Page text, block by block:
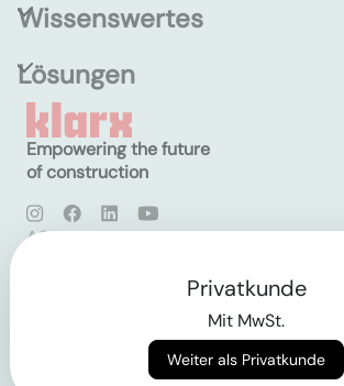
Wissenswertes
Lösungen
Empowering the future
of construction
AGB
Privatkunde
Mit MwSt.
Weiter als Privatkunde